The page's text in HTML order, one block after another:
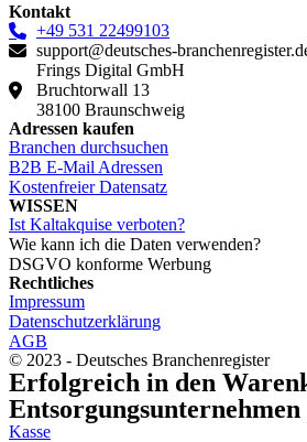
Kontakt
+49 531 22499103
support@deutsches-
Frings Digital GmbH
Bruchtorwall 13
38100 Braunschweig
Adressen kaufen
Branchen durchsuchen
B2B E-Mail Adressen
Kostenfreier Datensatz
WISSEN
Ist Kaltakquise verboten?
Wie kann ich die Daten verwenden?
DSGVO konforme Werbung
Rechtliches
Impressum
Datenschutzerklärung
AGB
© 2023 - Deutsches Branchenregister
Erfolgreich in den
Entsorgungsunternehmen
Kasse